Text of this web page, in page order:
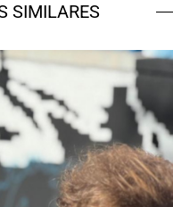
SIMILARES
Urbà
Estrategia de